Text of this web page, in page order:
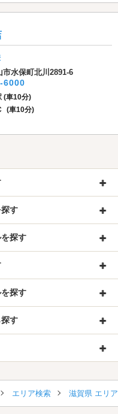
市水保町北川2891-6
6000
(車10分)
(車10分)
す
探す
探す
す
エリア検索 滋賀県 エリ